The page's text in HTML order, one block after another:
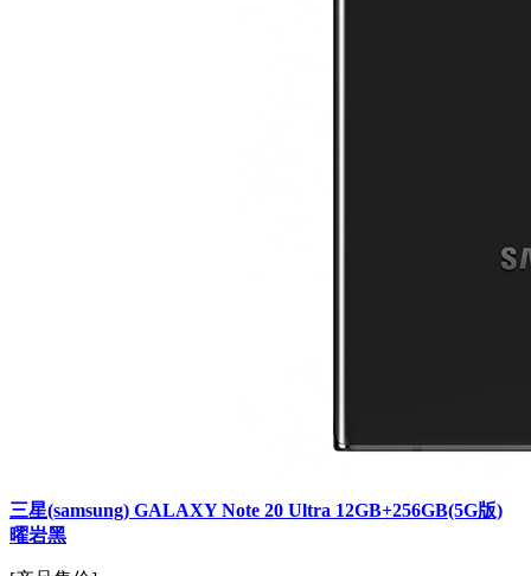
三星(samsung) GALAXY Note 20 Ultra 12GB+256GB(5G版)
曜岩黑